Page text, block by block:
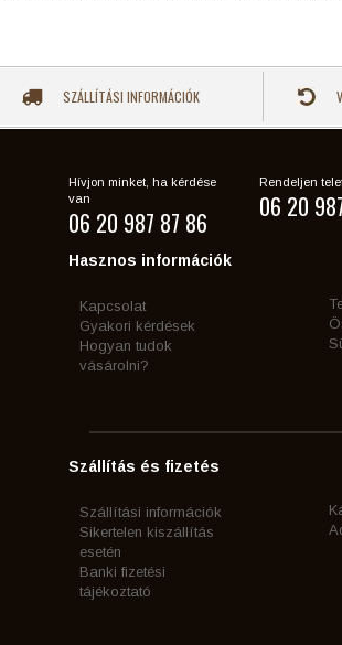
SZÁLLÍTÁSI INFORMÁCIÓK
Hívjon minket, ha kérdése
van
06 20 987 87 86
Rendeljen
06 20
Hasznos információk
Kapcsolat
Gyakori kérdések
Hogyan tudok
vásárolni?
Szállítás és fizetés
Szállítási információk
Sikertelen kiszállítás
esetén
Banki fizetési
tájékoztató